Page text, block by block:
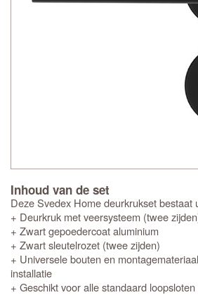
Inhoud van de set
Deze Svedex Home deurkrukset bestaat
+ Deurkruk met veersysteem (twee
+ Zwart gepoedercoat aluminium
+ Zwart sleutelrozet (twee zijden)
+ Universele bouten en
installatie
+ Geschikt voor alle standaard